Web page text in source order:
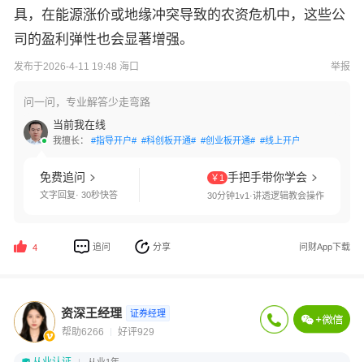
具，在能源涨价或地缘冲突导致的农资危机中，这些公
司的盈利弹性也会显著增强。
发布于2026-4-11 19:48 海口 举报
问一问，专业解答少走弯路
当前我在线
我擅长： #指导开户# #科创板开通# #创业板开通# #线上开户#
免费追问
文字回复· 30秒快答
￥1 手把手带你学会
30分钟1v1·讲透逻辑教会操作
4 追问 分享 问财App下载
资深王经理 证券经理
帮助6266 好评929